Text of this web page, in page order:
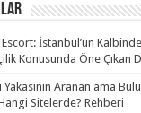
Escort: İstanbul’un
Konusunda Öne Çıkan
Aranan ama
Hangi Sitelerde? Rehberi